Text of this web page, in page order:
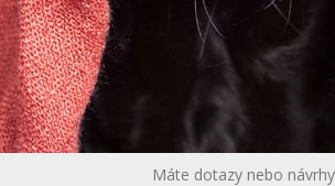
Máte dotazy nebo